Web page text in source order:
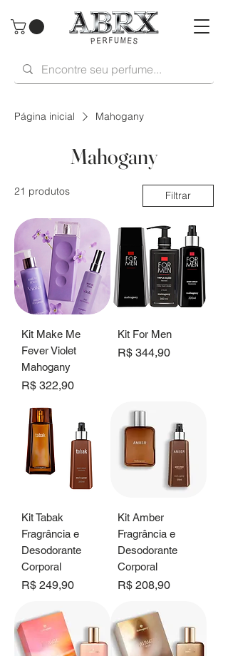
Página inicial Mahogany
Mahogany
21 produtos Filtrar
Kit Make Me
Fever Violet
Mahogany
Preço
R$ 322,90
Kit For Men
Preço
R$ 344,90
Kit Tabak
Fragrância e
Desodorante
Corporal
Preço
R$ 249,90
Kit Amber
Fragrância e
Desodorante
Corporal
Preço
R$ 208,90